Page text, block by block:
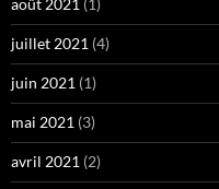
juillet 2021 (4)
juin 2021 (1)
mai 2021 (3)
avril 2021 (2)